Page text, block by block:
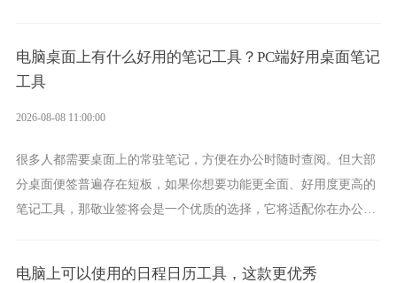
电脑桌面上有什么好用的笔记工具？PC端好用桌面笔记
工具
2026-08-08 11:00:00
很多人都需要桌面上的常驻笔记，方便在办公时随时查阅。但大部
分桌面便签普遍存在短板，如果你想要功能更全面、好用度更高的
笔记工具，那敬业签将会是一个优质的选择，它将适配你在办公、
电脑上可以使用的日程日历工具，这款更优秀